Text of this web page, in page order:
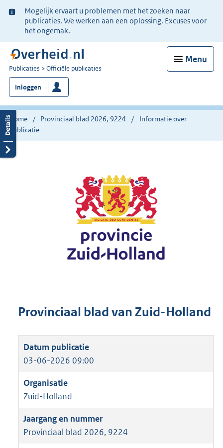
Ter
informatie:
Mogelijk ervaart u problemen met het zoeken naar
publicaties. We werken aan een oplossing. Excuses voor
het ongemak.
Menu
U
bent
nu
hier:
Publicaties Officiële publicaties
Inloggen
Home Provinciaal blad 2026, 9224
Informatie over
publicatie
Provinciaal blad van Zuid-Holland
03-06-2026 09:00
Zuid-Holland
Provinciaal blad 2026, 9224